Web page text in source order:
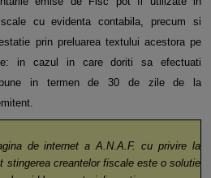
cu evidenta contabila, precum si
prin preluarea textului acestora pe
in cazul in care doriti sa efectuati
in termen de 30 de zile de la
de internet a A.N.A.F. cu privire la
stingerea creantelor fiscale este o solutie